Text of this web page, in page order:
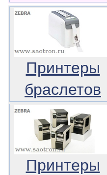
Принтеры
браслетов
Принтеры